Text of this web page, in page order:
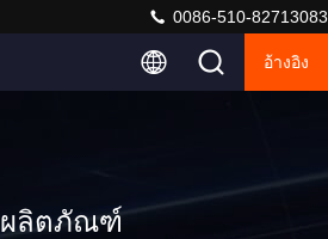
0086-510-82713083
อ้างอิง
ผลิตภัณฑ์